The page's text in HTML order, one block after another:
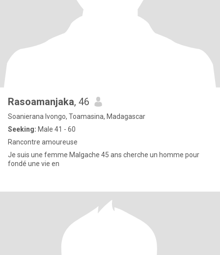
Rasoamanjaka, 46
Soanierana Ivongo, Toamasina, Madagascar
Seeking: Male 41 - 60
Rancontre amoureuse
Je suis une femme Malgache 45 ans cherche un homme pour
fondé une vie en